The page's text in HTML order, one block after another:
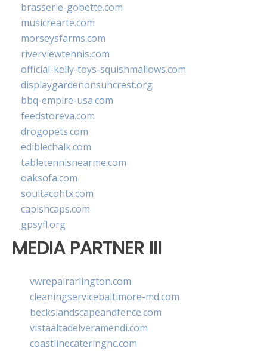
brasserie-gobette.com
musicrearte.com
morseysfarms.com
riverviewtennis.com
official-kelly-toys-squishmallows.com
displaygardenonsuncrest.org
bbq-empire-usa.com
feedstoreva.com
drogopets.com
ediblechalk.com
tabletennisnearme.com
oaksofa.com
soultacohtx.com
capishcaps.com
gpsyfl.org
MEDIA PARTNER III
vwrepairarlington.com
cleaningservicebaltimore-md.com
beckslandscapeandfence.com
vistaaltadelveramendi.com
coastlinecateringnc.com